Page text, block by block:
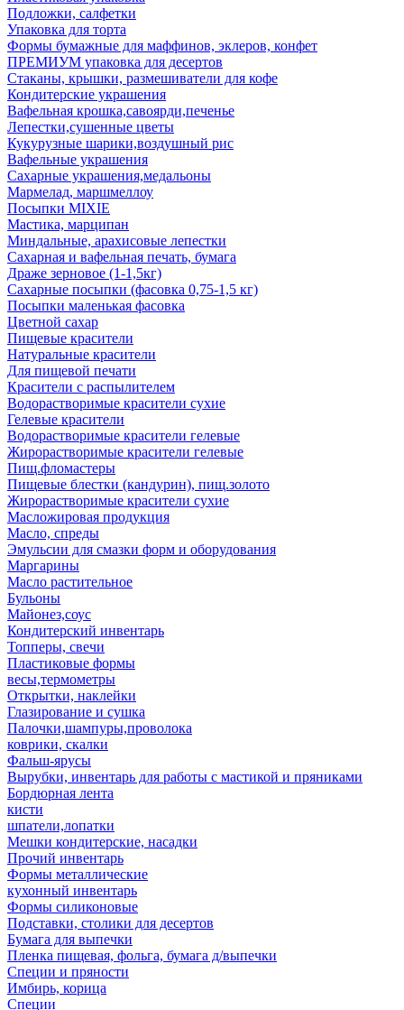
Подложки, салфетки
Упаковка для торта
Формы бумажные для маффинов, эклеров, конфет
ПРЕМИУМ упаковка для десертов
Стаканы, крышки, размешиватели для кофе
Кондитерские украшения
Вафельная крошка,савоярди,печенье
Лепестки,сушенные цветы
Кукурузные шарики,воздушный рис
Вафельные украшения
Сахарные украшения,медальоны
Мармелад, маршмеллоу
Посыпки MIXIE
Мастика, марципан
Миндальные, арахисовые лепестки
Сахарная и вафельная печать, бумага
Драже зерновое (1-1,5кг)
Сахарные посыпки (фасовка 0,75-1,5 кг)
Посыпки маленькая фасовка
Цветной сахар
Пищевые красители
Натуральные красители
Для пищевой печати
Красители с распылителем
Водорастворимые красители сухие
Гелевые красители
Водорастворимые красители гелевые
Жирорастворимые красители гелевые
Пищ.фломастеры
Пищевые блестки (кандурин), пищ.золото
Жирорастворимые красители сухие
Масложировая продукция
Масло, спреды
Эмульсии для смазки форм и оборудования
Маргарины
Масло растительное
Бульоны
Майонез,соус
Кондитерский инвентарь
Топперы, свечи
Пластиковые формы
весы,термометры
Открытки, наклейки
Глазирование и сушка
Палочки,шампуры,проволока
коврики, скалки
Фальш-ярусы
Вырубки, инвентарь для работы с мастикой и пряниками
Бордюрная лента
кисти
шпатели,лопатки
Мешки кондитерские, насадки
Прочий инвентарь
Формы металлические
кухонный инвентарь
Формы силиконовые
Подставки, столики для десертов
Бумага для выпечки
Пленка пищевая, фольга, бумага д/выпечки
Специи и пряности
Имбирь, корица
Специи